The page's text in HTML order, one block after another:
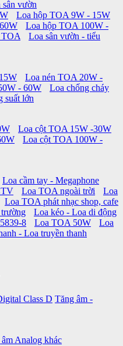
vườn
Loa hộp TOA 9W - 15W
Loa hộp TOA 100W -
TOA
Loa sân vườn - tiểu
Loa nén TOA 20W -
- 60W
Loa chống cháy
suất lớn
Loa cột TOA 15W -30W
Loa cột TOA 100W -
Loa cầm tay - Megaphone
Loa TOA ngoài trời
Loa
Loa TOA phát nhạc shop, cafe
Loa kéo - Loa di động
8
Loa TOA 50W
Loa
- Loa truyền thanh
Class D Tăng âm -
Analog khác